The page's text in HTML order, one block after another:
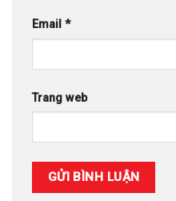
Email *
Trang web